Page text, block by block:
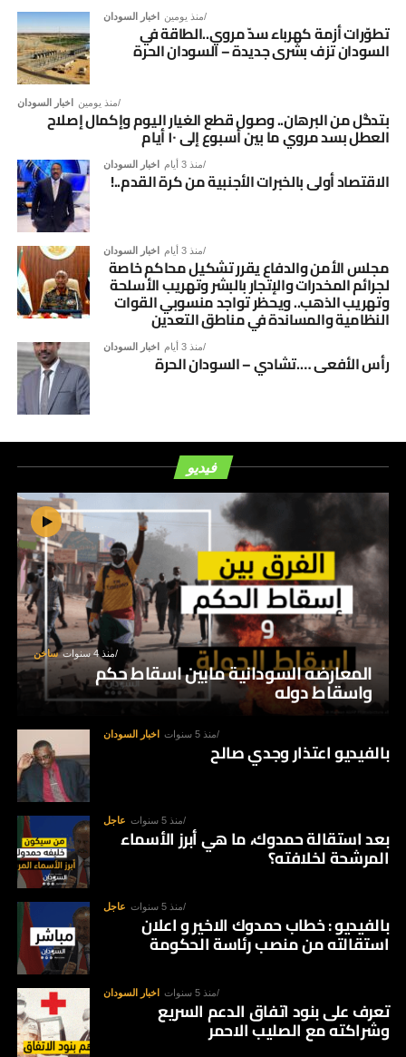
اخبار السودان منذ يومين
تطوّرات أزمة كهرباء سدّ مروي..الطاقة في
السودان تزف بشرى جديدة – السودان الحرة
اخبار السودان منذ يومين
بتدخُّل من البرهان.. وصول قطع الغيار اليوم وإكمال إصلاح
العطل بسد مروي ما بين أسبوع إلى ١٠ أيام
اخبار السودان منذ 3 أيام
الاقتصاد أولى بالخبرات الأجنبية من كرة القدم..!
اخبار السودان منذ 3 أيام
مجلس الأمن والدفاع يقرر تشكيل محاكم خاصة
لجرائم المخدرات والإتجار بالبشر وتهريب الأسلحة
وتهريب الذهب.. ويحظر تواجد منسوبي القوات
النظامية والمساندة في مناطق التعدين
اخبار السودان منذ 3 أيام
رأس الأفعى ….تشادي – السودان الحرة
فيديو
ساخن منذ 4 سنوات
المعارضه السودانية مابين اسقاط حكم
واسقاط دوله
اخبار السودان منذ 5 سنوات
بالفيديو اعتذار وجدي صالح
عاجل منذ 5 سنوات
بعد استقالة حمدوك، ما هي أبرز الأسماء
المرشحة لخلافته؟
عاجل منذ 5 سنوات
بالفيديو : خطاب حمدوك الاخير و اعلان
استقالته من منصب رئاسة الحكومة
اخبار السودان منذ 5 سنوات
تعرف على بنود اتفاق الدعم السريع
وشراكته مع الصليب الاحمر